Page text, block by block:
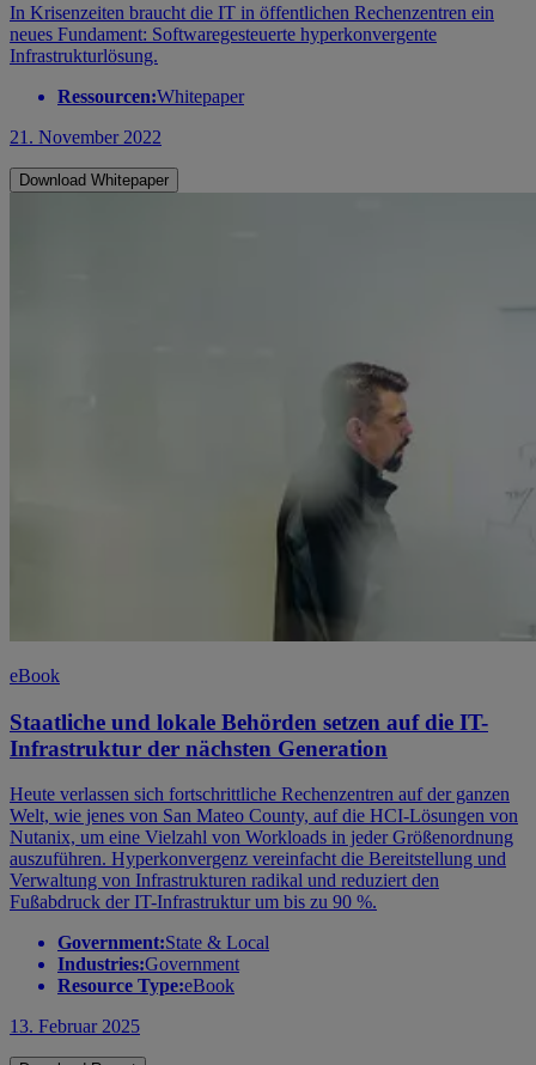
In Krisenzeiten braucht die IT in öffentlichen Rechenzentren ein
neues Fundament: Softwaregesteuerte hyperkonvergente
Infrastrukturlösung.
Ressourcen:Whitepaper
21. November 2022
Download Whitepaper
eBook
Staatliche und lokale Behörden setzen auf die IT-
Infrastruktur der nächsten Generation
Heute verlassen sich fortschrittliche Rechenzentren auf der ganzen
Welt, wie jenes von San Mateo County, auf die HCI-Lösungen von
Nutanix, um eine Vielzahl von Workloads in jeder Größenordnung
auszuführen. Hyperkonvergenz vereinfacht die Bereitstellung und
Verwaltung von Infrastrukturen radikal und reduziert den
Fußabdruck der IT-Infrastruktur um bis zu 90 %.
Government:State & Local
Industries:Government
Resource Type:eBook
13. Februar 2025